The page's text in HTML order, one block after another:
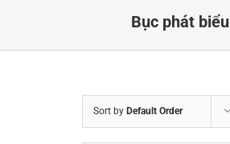
Bục phát biểu
Sort by Default Order